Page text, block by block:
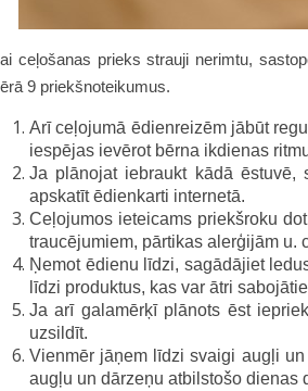
ceļošanas prieks strauji nerimtu,
9 priekšnoteikumus.
Arī ceļojumā ēdienreizēm jābūt
iespējas ievērot bērna ikdienas
Ja plānojat iebraukt kādā
apskatīt ēdienkarti internetā.
Ceļojumos ieteicams priekšroku
traucējumiem, pārtikas alerģijām u.
Ņemot ēdienu līdzi, sagādājiet
līdzi produktus, kas var ātri
Ja arī galamērķī plānots ēst
uzsildīt.
Vienmēr jāņem līdzi svaigi augļi
augļu un dārzeņu atbilstošo dienas